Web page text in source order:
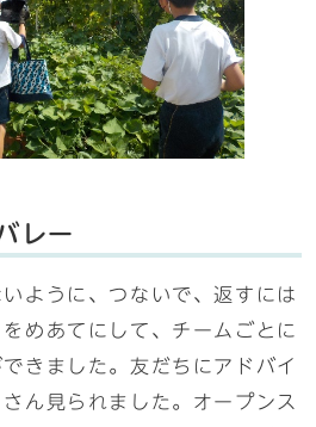
レー
いように、つないで、返すには
めあてにして、チームごとに
きました。友だちにアドバイ
ん見られました。オープンス